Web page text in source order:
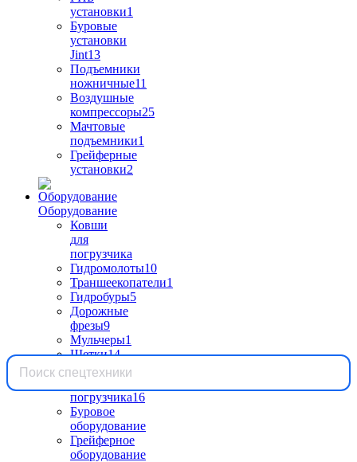
установки1
Буровые
установки
Jint13
Подъемники
ножничные11
Воздушные
компрессоры25
Мачтовые
подъемники1
Грейферные
установки2
Оборудование
Ковши
для
погрузчика
Гидромолоты10
Траншеекопатели1
Гидробуры5
Дорожные
фрезы9
Мульчеры1
Щетки14
Вилы
для
погрузчика16
Буровое
оборудование
Грейферное
оборудование